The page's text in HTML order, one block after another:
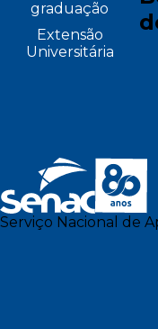
graduação
Extensão
Universitária
Serviço Nacional de